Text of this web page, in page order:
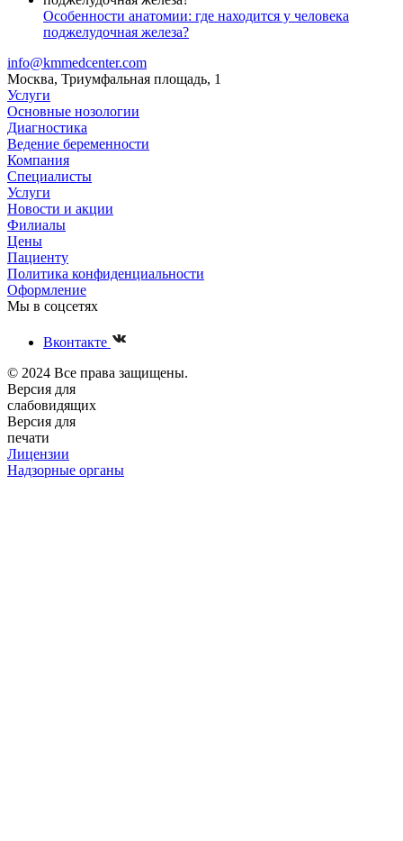
Особенности анатомии: где находится у человека
поджелудочная железа?
info@kmmedcenter.com
Москва, Триумфальная площадь, 1
Услуги
Основные нозологии
Диагностика
Ведение беременности
Компания
Специалисты
Услуги
Новости и акции
Филиалы
Цены
Пациенту
Политика конфиденциальности
Оформление
Мы в соцсетях
Вконтакте
© 2024 Все права защищены.
Версия для
слабовидящих
Версия для
печати
Лицензии
Надзорные органы